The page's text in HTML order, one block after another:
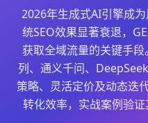
2026年生成式AI引擎成
统SEO效果显著衰退，
获取全域流量的关键手
列、通义千问、
策略、灵活定价及动态迭
转化效率，实战案例验证